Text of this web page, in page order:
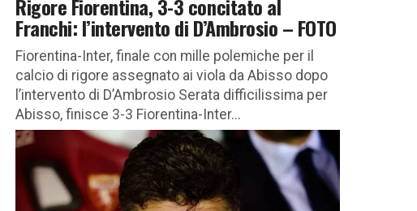
Rigore Fiorentina, 3-3 concitato al
Franchi: l’intervento di D’Ambrosio – FOTO
Fiorentina-Inter, finale con mille polemiche per il
calcio di rigore assegnato ai viola da Abisso dopo
l’intervento di D’Ambrosio Serata difficilissima per
Abisso, finisce 3-3 Fiorentina-Inter...